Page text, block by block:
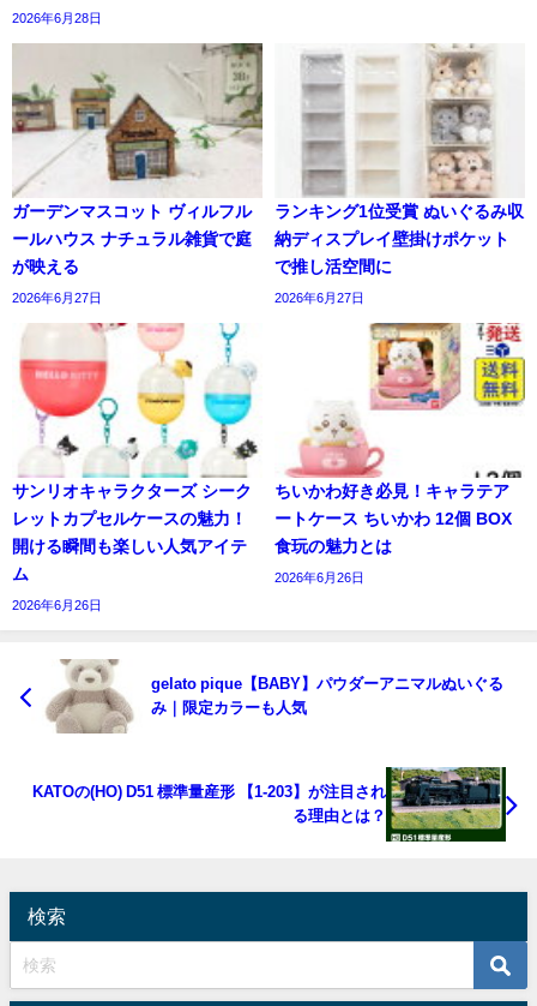
2026年6月28日
ガーデンマスコット ヴィルフル
ールハウス ナチュラル雑貨で庭
が映える
2026年6月27日
ランキング1位受賞 ぬいぐるみ収
納ディスプレイ壁掛けポケット
で推し活空間に
2026年6月27日
サンリオキャラクターズ シーク
レットカプセルケースの魅力！
開ける瞬間も楽しい人気アイテ
ム
2026年6月26日
ちいかわ好き必見！キャラテア
ートケース ちいかわ 12個 BOX
食玩の魅力とは
2026年6月26日
gelato pique【BABY】パウダーアニマルぬいぐる
み｜限定カラーも人気
KATOの(HO) D51 標準量産形 【1-203】が注目され
る理由とは？
検索